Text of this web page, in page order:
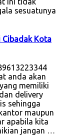
sesuatunya
Cibadak Kota
anda akan
memiliki
delivery
sehingga
maupun
apabila kita
jangan …